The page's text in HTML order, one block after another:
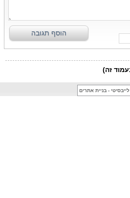
לייבסיטי - בניית אתרים